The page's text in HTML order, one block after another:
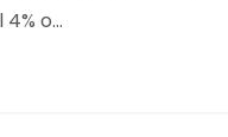
4% o…